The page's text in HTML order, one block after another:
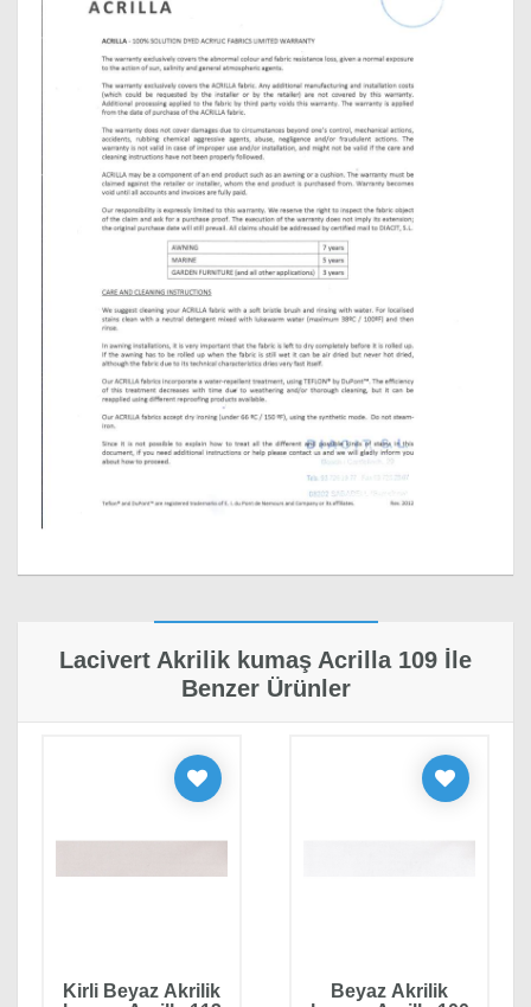
Yorum Yapın
Lacivert Akrilik kumaş Acrilla 109 İle
Benzer Ürünler
Kirli Beyaz Akrilik
Beyaz Akrilik